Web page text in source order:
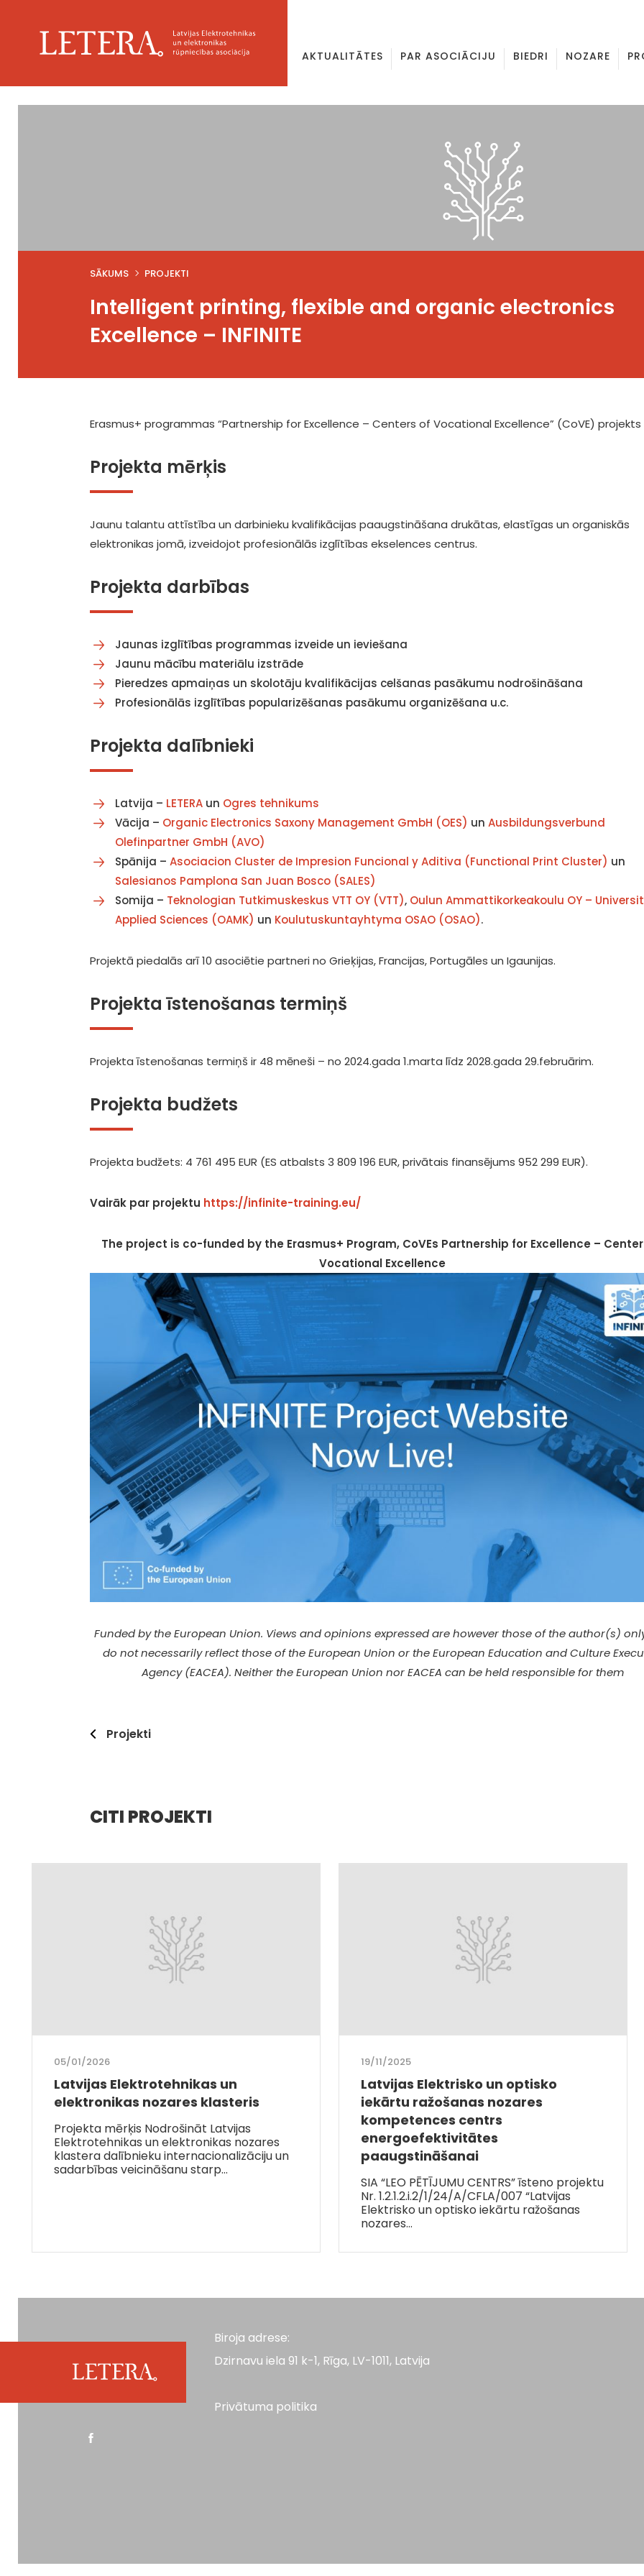
AKTUALITĀTES PAR ASOCIĀCIJU BIEDRI NOZARE
SĀKUMS PROJEKTI
Intelligent printing, flexible and organic electronics
Excellence – INFINITE
Erasmus+ programmas “Partnership for Excellence – Centers of Vocational Excellence” (CoVE) projekts
Projekta mērķis
Jaunu talantu attīstība un darbinieku kvalifikācijas paaugstināšana drukātas, elastīgas un organiskās
elektronikas jomā, izveidojot profesionālās izglītības ekselences centrus.
Projekta darbības
Jaunas izglītības programmas izveide un ieviešana
Jaunu mācību materiālu izstrāde
Pieredzes apmaiņas un skolotāju kvalifikācijas celšanas pasākumu nodrošināšana
Profesionālās izglītības popularizēšanas pasākumu organizēšana u.c.
Projekta dalībnieki
Latvija – LETERA un Ogres tehnikums
Vācija – Organic Electronics Saxony Management GmbH (OES) un Ausbildungsverbund
Olefinpartner GmbH (AVO)
Spānija – Asociacion Cluster de Impresion Funcional y Aditiva (Functional Print Cluster) un
Salesianos Pamplona San Juan Bosco (SALES)
Somija – Teknologian Tutkimuskeskus VTT OY (VTT), Oulun Ammattikorkeakoulu OY –
Applied Sciences (OAMK) un Koulutuskuntayhtyma OSAO (OSAO).
Projektā piedalās arī 10 asociētie partneri no Grieķijas, Francijas, Portugāles un Igaunijas.
Projekta īstenošanas termiņš
Projekta īstenošanas termiņš ir 48 mēneši – no 2024.gada 1.marta līdz 2028.gada 29.februārim.
Projekta budžets
Projekta budžets: 4 761 495 EUR (ES atbalsts 3 809 196 EUR, privātais finansējums 952 299 EUR).
Vairāk par projektu https://infinite-training.eu/
The project is co-funded by the Erasmus+ Program, CoVEs Partnership for Excellence –
Vocational Excellence
Funded by the European Union. Views and opinions expressed are however those of the author(s)
do not necessarily reflect those of the European Union or the European Education and Culture
Agency (EACEA). Neither the European Union nor EACEA can be held responsible for them
Projekti
CITI PROJEKTI
05/01/2026
Latvijas Elektrotehnikas un
elektronikas nozares klasteris
Projekta mērķis Nodrošināt Latvijas
Elektrotehnikas un elektronikas nozares
klastera dalībnieku internacionalizāciju un
sadarbības veicināšanu starp…
19/11/2025
Latvijas Elektrisko un optisko
iekārtu ražošanas nozares
kompetences centrs
energoefektivitātes
paaugstināšanai
SIA “LEO PĒTĪJUMU CENTRS” īsteno projektu
Nr. 1.2.1.2.i.2/1/24/A/CFLA/007 “Latvijas
Elektrisko un optisko iekārtu ražošanas
nozares…
Biroja adrese:
Dzirnavu iela 91 k-1, Rīga, LV-1011, Latvija
Privātuma politika